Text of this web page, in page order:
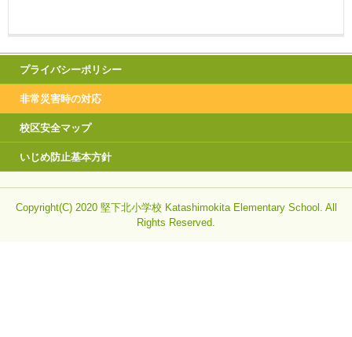
プライバシーポリシー
非常災害時の対応
校区安全マップ
いじめ防止基本方針
Copyright(C) 2020 堅下北小学校 Katashimokita Elementary School. All
Rights Reserved.